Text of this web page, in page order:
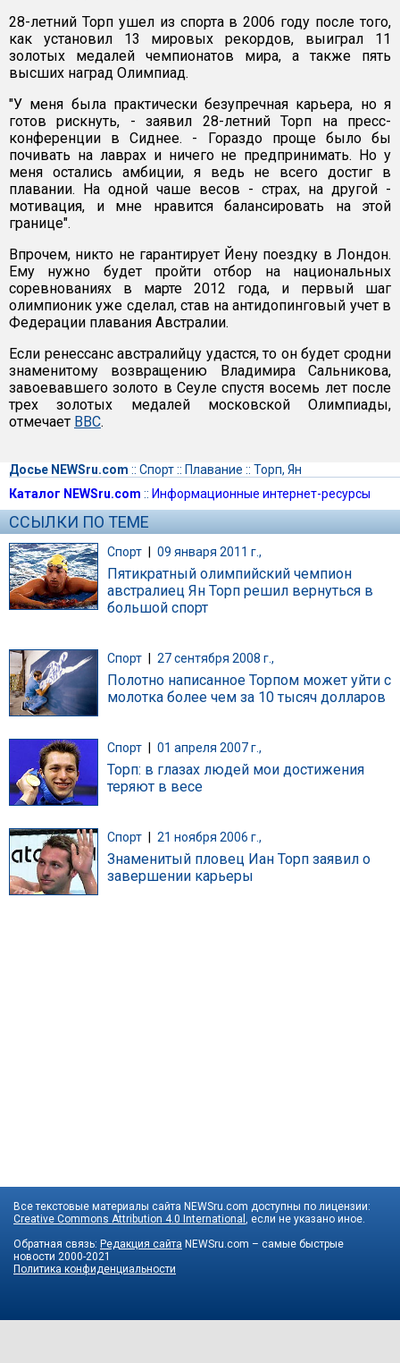
28-летний Торп ушел из спорта в 2006 году после того,
как установил 13 мировых рекордов, выиграл 11
золотых медалей чемпионатов мира, а также пять
высших наград Олимпиад.
"У меня была практически безупречная карьера, но я
готов рискнуть, - заявил 28-летний Торп на пресс-
конференции в Сиднее. - Гораздо проще было бы
почивать на лаврах и ничего не предпринимать. Но у
меня остались амбиции, я ведь не всего достиг в
плавании. На одной чаше весов - страх, на другой -
мотивация, и мне нравится балансировать на этой
границе".
Впрочем, никто не гарантирует Йену поездку в Лондон.
Ему нужно будет пройти отбор на национальных
соревнованиях в марте 2012 года, и первый шаг
олимпионик уже сделал, став на антидопинговый учет в
Федерации плавания Австралии.
Если ренессанс австралийцу удастся, то он будет сродни
знаменитому возвращению Владимира Сальникова,
завоевавшего золото в Сеуле спустя восемь лет после
трех золотых медалей московской Олимпиады,
отмечает ВВС.
Досье NEWSru.com :: Спорт:: Плавание :: Торп, Ян
Каталог NEWSru.com :: Информационные интернет-ресурсы
ССЫЛКИ ПО ТЕМЕ
Спорт | 09 января 2011 г.,
Пятикратный олимпийский чемпион
австралиец Ян Торп решил вернуться в
большой спорт
Спорт 27 сентября 2008 г.,
Полотно написанное Торпом может уйти с
молотка более чем за 10 тысяч долларов
Спорт 01 апреля 2007 г.,
Торп: в глазах людей мои достижения
теряют в весе
Спорт 21 ноября 2006 г.,
Знаменитый пловец Иан Торп заявил о
завершении карьеры
Все текстовые материалы сайта NEWSru.com доступны по лицензии:
Creative Commons Attribution 4.0 International
, если не указано иное.
Обратная связь: Редакция сайта NEWSru.com – самые быстрые
новости 2000-2021
Политика конфиденциальности